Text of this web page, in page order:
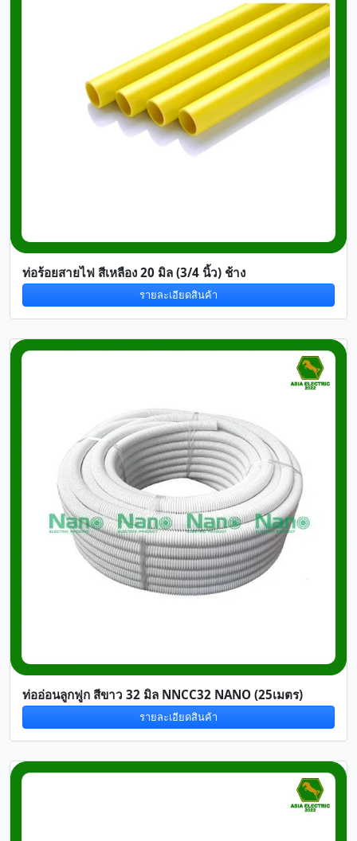
ท่อร้อยสายไฟ สีเหลือง 20 มิล (3/4 นิ้ว) ช้าง
รายละเอียดสินค้า
ท่ออ่อนลูกฟูก สีขาว 32 มิล NNCC32 NANO (25เมตร)
รายละเอียดสินค้า